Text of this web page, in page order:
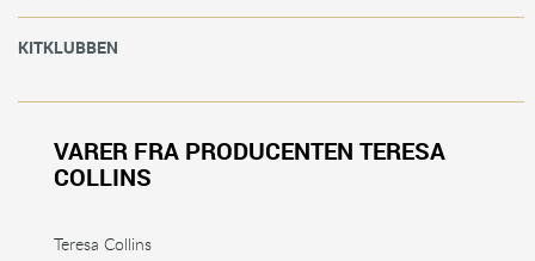
KITKLUBBEN
VARER FRA PRODUCENTEN TERESA
COLLINS
Teresa Collins